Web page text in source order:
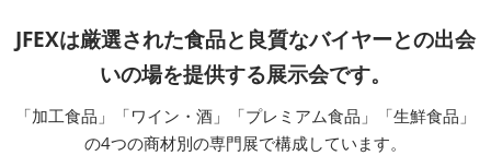
JFEXは厳選された食品と良質なバイヤーとの出会
いの場を提供する展示会です。
「加工食品」「ワイン・酒」「プレミアム食品」「生鮮食品」
の4つの商材別の専門展で構成しています。